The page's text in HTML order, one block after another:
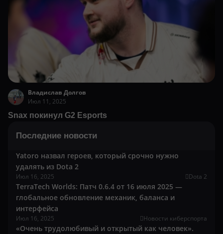
Владислав Долгов
Июл 11, 2025
Snax покинул G2 Esports
Последние новости
Yatoro назвал героев, который срочно нужно
удалять из Dota 2
Июл 16, 2025 Dota 2
TerraTech Worlds: Патч 0.6.4 от 16 июля 2025 —
глобальное обновление механик, баланса и
интерфейса
Июл 16, 2025 Новости киберспорта
«Очень трудолюбивый и открытый как человек».